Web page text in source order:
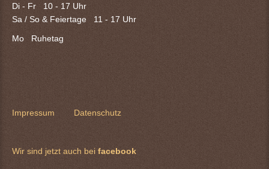
Di - Fr 10 - 17 Uhr
Sa / So & Feiertage 11 - 17 Uhr
Mo Ruhetag
Impressum Datenschutz
Wir sind jetzt auch bei facebook